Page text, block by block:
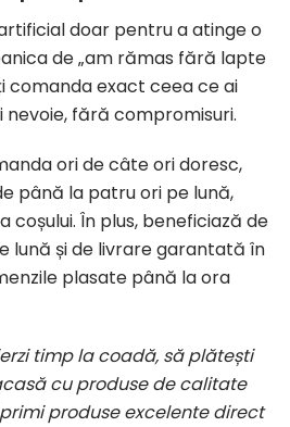
doar pentru a atinge o
de „am rămas fără lapte
comanda exact ceea ce ai
nevoie, fără compromisuri.
ori de câte ori doresc,
până la patru ori pe lună,
coșului. În plus, beneficiază de
lună și de livrare garantată în
plasate până la ora
timp la coadă, să plătești
cu produse de calitate
produse excelente direct